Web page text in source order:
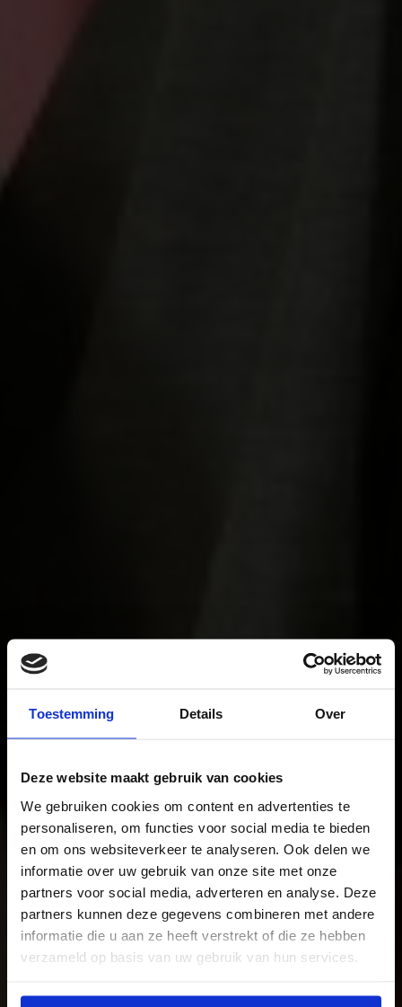
Toestemming Details Over
Deze website maakt gebruik van cookies
We gebruiken cookies om content en advertenties te
personaliseren, om functies voor social media te bieden
en om ons websiteverkeer te analyseren. Ook delen we
informatie over uw gebruik van onze site met onze
partners voor social media, adverteren en analyse. Deze
partners kunnen deze gegevens combineren met andere
informatie die u aan ze heeft verstrekt of die ze hebben
verzameld op basis van uw gebruik van hun services.